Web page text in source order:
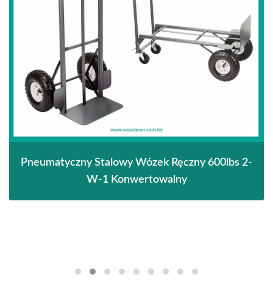
Pneumatyczny Stalowy Wózek Ręczny 600lbs 2-
W-1 Konwertowalny